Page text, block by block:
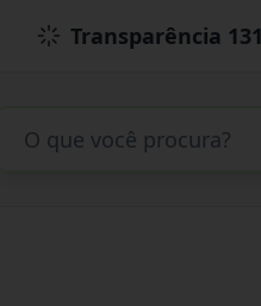
Transparência 131